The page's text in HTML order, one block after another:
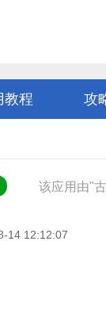
教程 攻
该应用由"
14 12:12:07